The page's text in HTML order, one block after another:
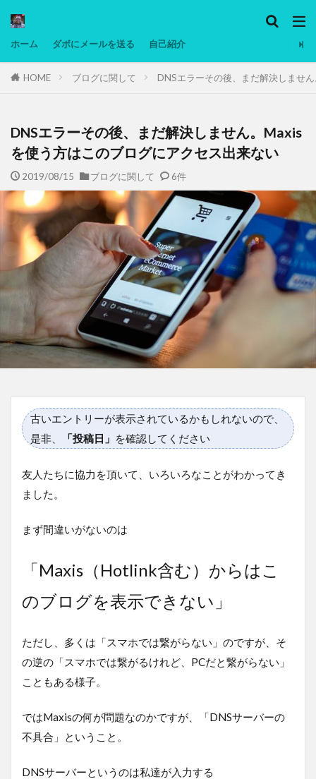
ホーム ダボにメールを送る 自己紹介
HOME ブログに関して DNSエラーその後、まだ解決しませ
DNSエラーその後、まだ解決しません。Maxis
を使う方はこのブログにアクセス出来ない
2019/08/15 ブログに関して 6件
古いエントリーが表示されているかもしれないので、
是非、
「投稿日」 を確認してください
友人たちに協力を頂いて、いろいろなことがわかってき
ました。
まず間違いがないのは
「Maxis（Hotlink含む）からはこ
のブログを表示できない」
ただし、多くは「スマホでは繋がらない」のですが、そ
の逆の「スマホでは繋がるけれど、PCだと繋がらない」
こともある様子。
ではMaxisの何が問題なのかですが、「DNSサーバーの
不具合」ということ。
DNSサーバーというのは私達が入力する
タグ
マレーシア動画
ヨーグルト
低温調理・スロークッカー
低糖質ダイエット
備忘録
動画 日本人村社会
検索